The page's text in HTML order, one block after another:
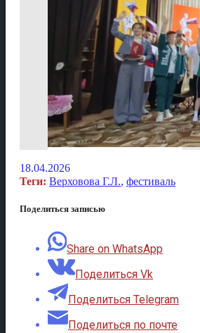
18.04.2026
Теги: Верховова Г.Л., фестиваль
Поделиться записью
Share on WhatsApp
Поделиться Vk
Поделиться Telegram
Поделиться по почте